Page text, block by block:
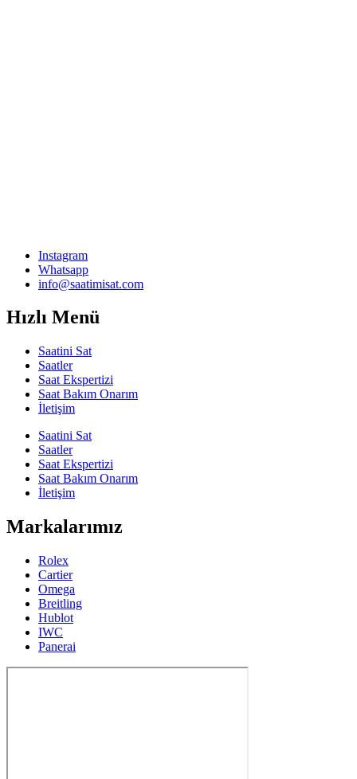
Instagram
Whatsapp
info@saatimisat.com
Hızlı Menü
Saatini Sat
Saatler
Saat Ekspertizi
Saat Bakım Onarım
İletişim
Saatini Sat
Saatler
Saat Ekspertizi
Saat Bakım Onarım
İletişim
Markalarımız
Rolex
Cartier
Omega
Breitling
Hublot
IWC
Panerai